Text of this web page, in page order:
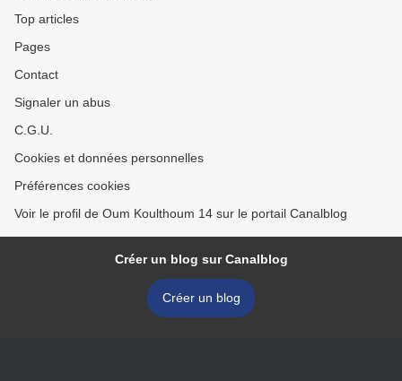
Top articles
Pages
Contact
Signaler un abus
C.G.U.
Cookies et données personnelles
Préférences cookies
Voir le profil de Oum Koulthoum 14 sur le portail Canalblog
Créer un blog sur Canalblog
Créer un blog